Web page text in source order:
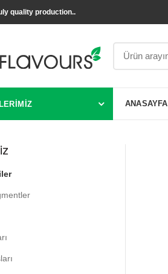
quality production..
ANASAYFA